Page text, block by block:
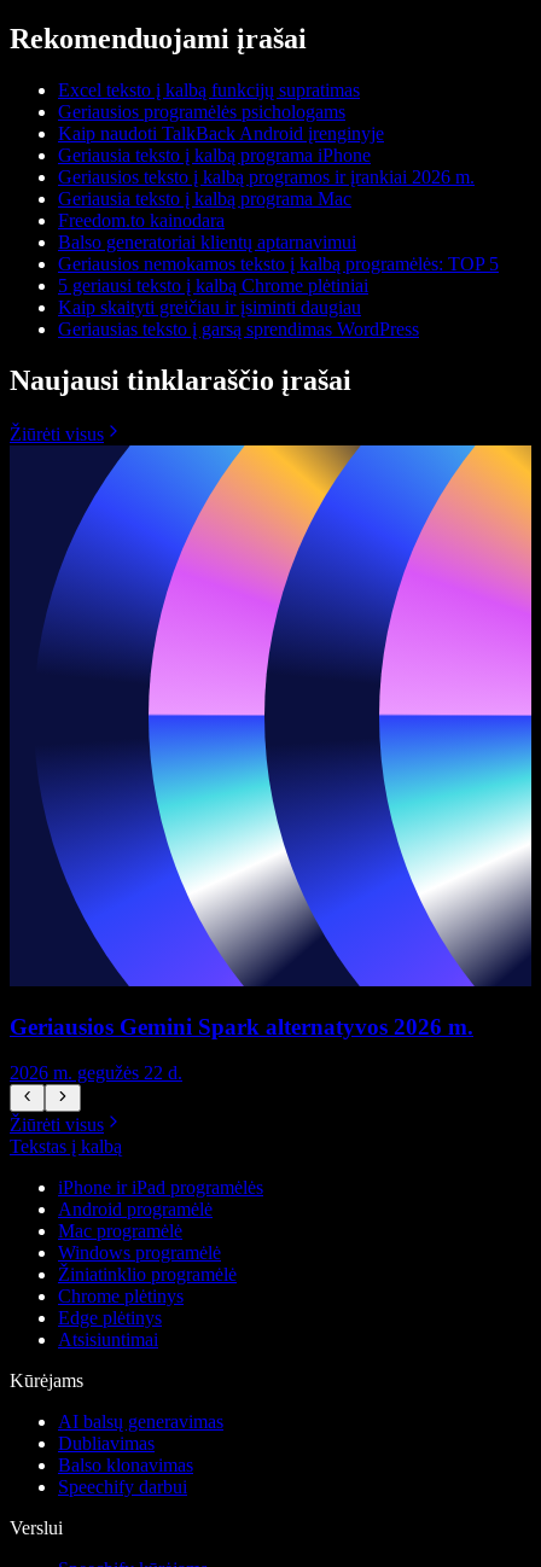
Rekomenduojami įrašai
Excel teksto į kalbą funkcijų supratimas
Geriausios programėlės psichologams
Kaip naudoti TalkBack Android įrenginyje
Geriausia teksto į kalbą programa iPhone
Geriausios teksto į kalbą programos ir įrankiai 2026 m.
Geriausia teksto į kalbą programa Mac
Freedom.to kainodara
Balso generatoriai klientų aptarnavimui
Geriausios nemokamos teksto į kalbą programėlės: TOP 5
5 geriausi teksto į kalbą Chrome plėtiniai
Kaip skaityti greičiau ir įsiminti daugiau
Geriausias teksto į garsą sprendimas WordPress
Naujausi tinklaraščio įrašai
Žiūrėti visus
Geriausios Gemini Spark alternatyvos 2026 m.
2026 m. gegužės 22 d.
Žiūrėti visus
Tekstas į kalbą
iPhone ir iPad programėlės
Android programėlė
Mac programėlė
Windows programėlė
Žiniatinklio programėlė
Chrome plėtinys
Edge plėtinys
Atsisiuntimai
Kūrėjams
AI balsų generavimas
Dubliavimas
Balso klonavimas
Speechify darbui
Verslui